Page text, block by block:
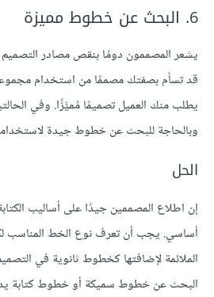
6. البحث عن خطوط مميزة
يشعر المصممون دومًا بنقص مصادر
قد تسأم بصفتك مصممًا من استخدام
يطلب منك العميل تصميمًا مُميَّزًا. وفي
وبالحاجة للبحث عن خطوط جيدة
الحل
أساسي. يجب أن تعرف نوع الخط المناسب
الملائمة لإضافتها كخطوط ثانوية في
البحث عن خطوط سميكة أو خطوط كتابة